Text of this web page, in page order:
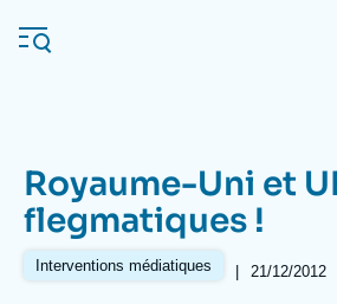
au
contenu
Navigation
principale
L'Ifri
Royaume-Uni et
flegmatiques !
Interventions médiatiques | 21/12/2012